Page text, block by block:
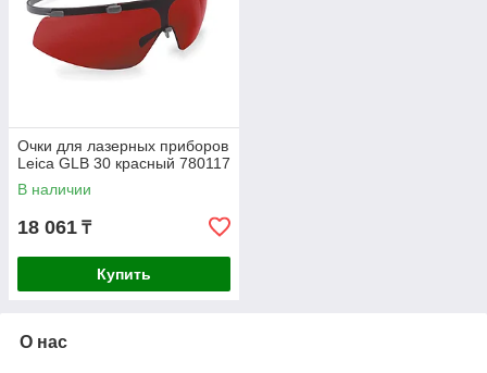
Очки для лазерных приборов
Leica GLB 30 красный 780117
В наличии
18 061 ₸
Купить
О нас